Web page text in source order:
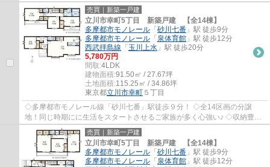
な4LDK+並列駐車2台分！ ◇前面道路幅6.0mで駐車...
売買｜新築一戸建
立川市幸町5丁目 新築戸建 【全14棟】
多摩都市モノレール 「 砂川七番 」駅 徒歩9分
多摩都市モノレール 「 泉体育館 」駅 徒歩12分
西武拝島線 「 玉川上水 」駅 徒歩20分
5,780万円
間取:4LDK
建物面積:91.50㎡ / 27.67坪
土地面積:115.25㎡ / 34.86坪
東京都立川市幸町 ５丁目
◇多摩都市モノレール線「砂川七番」駅徒歩９分！ ◇全14区画の分譲
地！同じ時期にに生活をスタートさせるご家族が多く心強い♪ ◇収納豊富
な4LDK+並列駐車2台分！ ◇前面道路幅6.0mで駐車...
売買｜新築一戸建
立川市幸町5丁目 新築戸建 【全14棟】
多摩都市モノレール 「 砂川七番 」駅 徒歩9分
多摩都市モノレール 「 泉体育館 」駅 徒歩12分